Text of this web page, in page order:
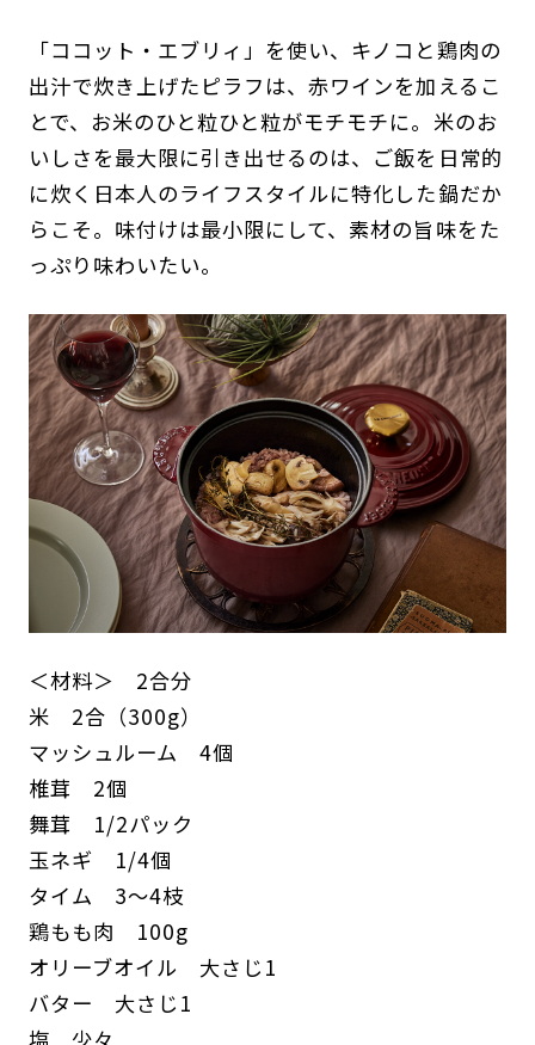
「ココット・エブリィ」を使い、キノコと鶏肉の
出汁で炊き上げたピラフは、赤ワインを加えるこ
とで、お米のひと粒ひと粒がモチモチに。米のお
いしさを最大限に引き出せるのは、ご飯を日常的
に炊く日本人のライフスタイルに特化した鍋だか
らこそ。味付けは最小限にして、素材の旨味をた
っぷり味わいたい。
＜材料＞ 2合分
米 2合（300g）
マッシュルーム 4個
椎茸 2個
舞茸 1/2パック
玉ネギ 1/4個
タイム 3〜4枝
鶏もも肉 100g
オリーブオイル 大さじ1
バター 大さじ1
塩 少々